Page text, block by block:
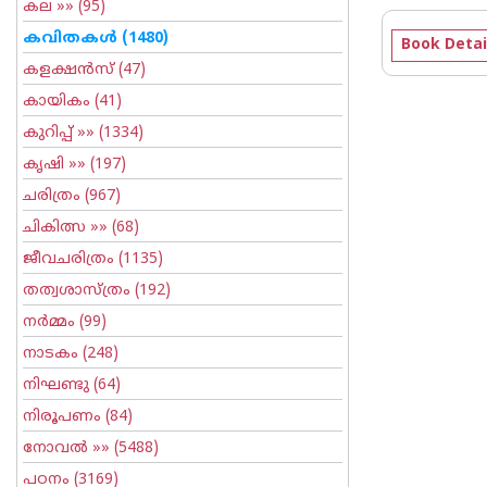
കല »» (95)
കവിതകള്‍ (1480)
കളക്ഷന്‍സ്(47)
കായികം (41)
കുറിപ്പ്‌ »» (1334)
കൃഷി »» (197)
ചരിത്രം (967)
ചികിത്സ »» (68)
ജീവചരിത്രം (1135)
തത്വശാസ്ത്രം (192)
നര്‍മ്മം (99)
നാടകം (248)
നിഘണ്ടു (64)
നിരൂപണം (84)
നോവല്‍ »» (5488)
പഠനം (3169)
Book